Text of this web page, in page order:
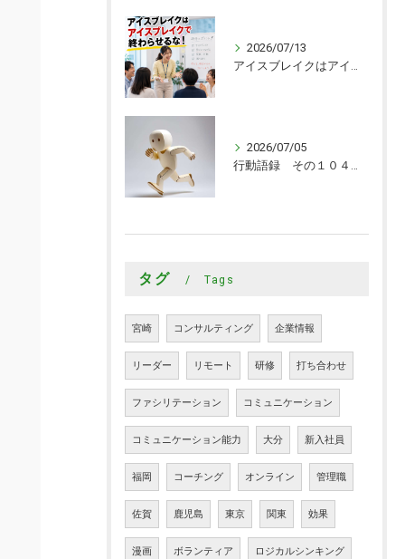
2026/07/13
2026/07/05
タグ Tags
宮崎 コンサルティング 企業情報
リーダー リモート 研修 打ち合わせ
ファシリテーション コミュニケーション
コミュニケーション能力 大分 新入社員
福岡 コーチング オンライン 管理職
佐賀 鹿児島 東京 関東 効果
漫画 ボランティア ロジカルシンキング